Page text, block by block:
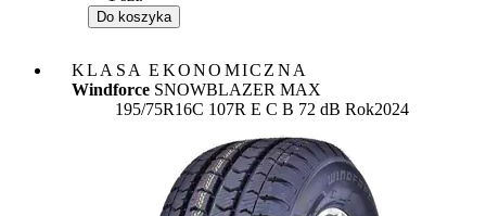
Do koszyka
KLASA EKONOMICZNA
Windforce SNOWBLAZER MAX
195/75R16C 107R Etykieta:
E C B 72 dB Rok2024